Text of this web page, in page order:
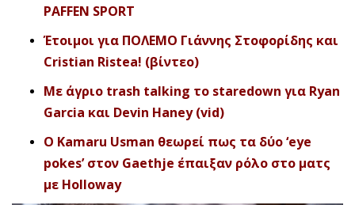
PAFFEN SPORT
Έτοιμοι για ΠΟΛΕΜΟ Γιάννης Στοφορίδης και
Cristian Ristea! (βίντεο)
Με άγριο trash talking το staredown για Ryan
Garcia και Devin Haney (vid)
Ο Kamaru Usman θεωρεί πως τα δύο ‘eye
pokes’ στον Gaethje έπαιξαν ρόλο στο ματς
με Holloway